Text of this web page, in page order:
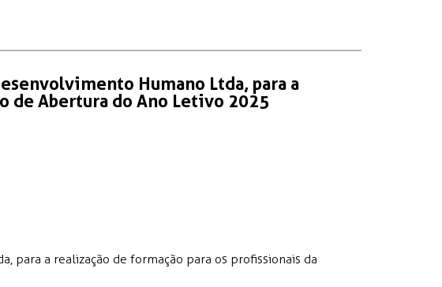
Humano Ltda, para a
de Abertura do Ano Letivo 2025
para a realização de formação para os profissionais da